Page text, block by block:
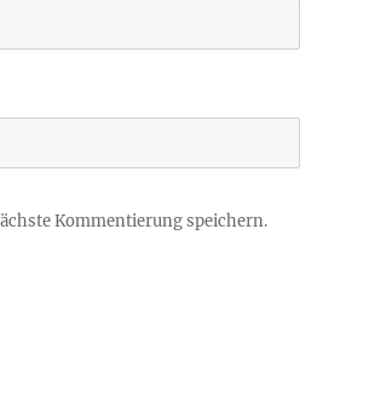
Kommentierung speichern.